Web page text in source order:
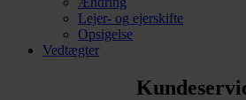
Lejer- og ejerskifte
Opsigelse
Vedtægter